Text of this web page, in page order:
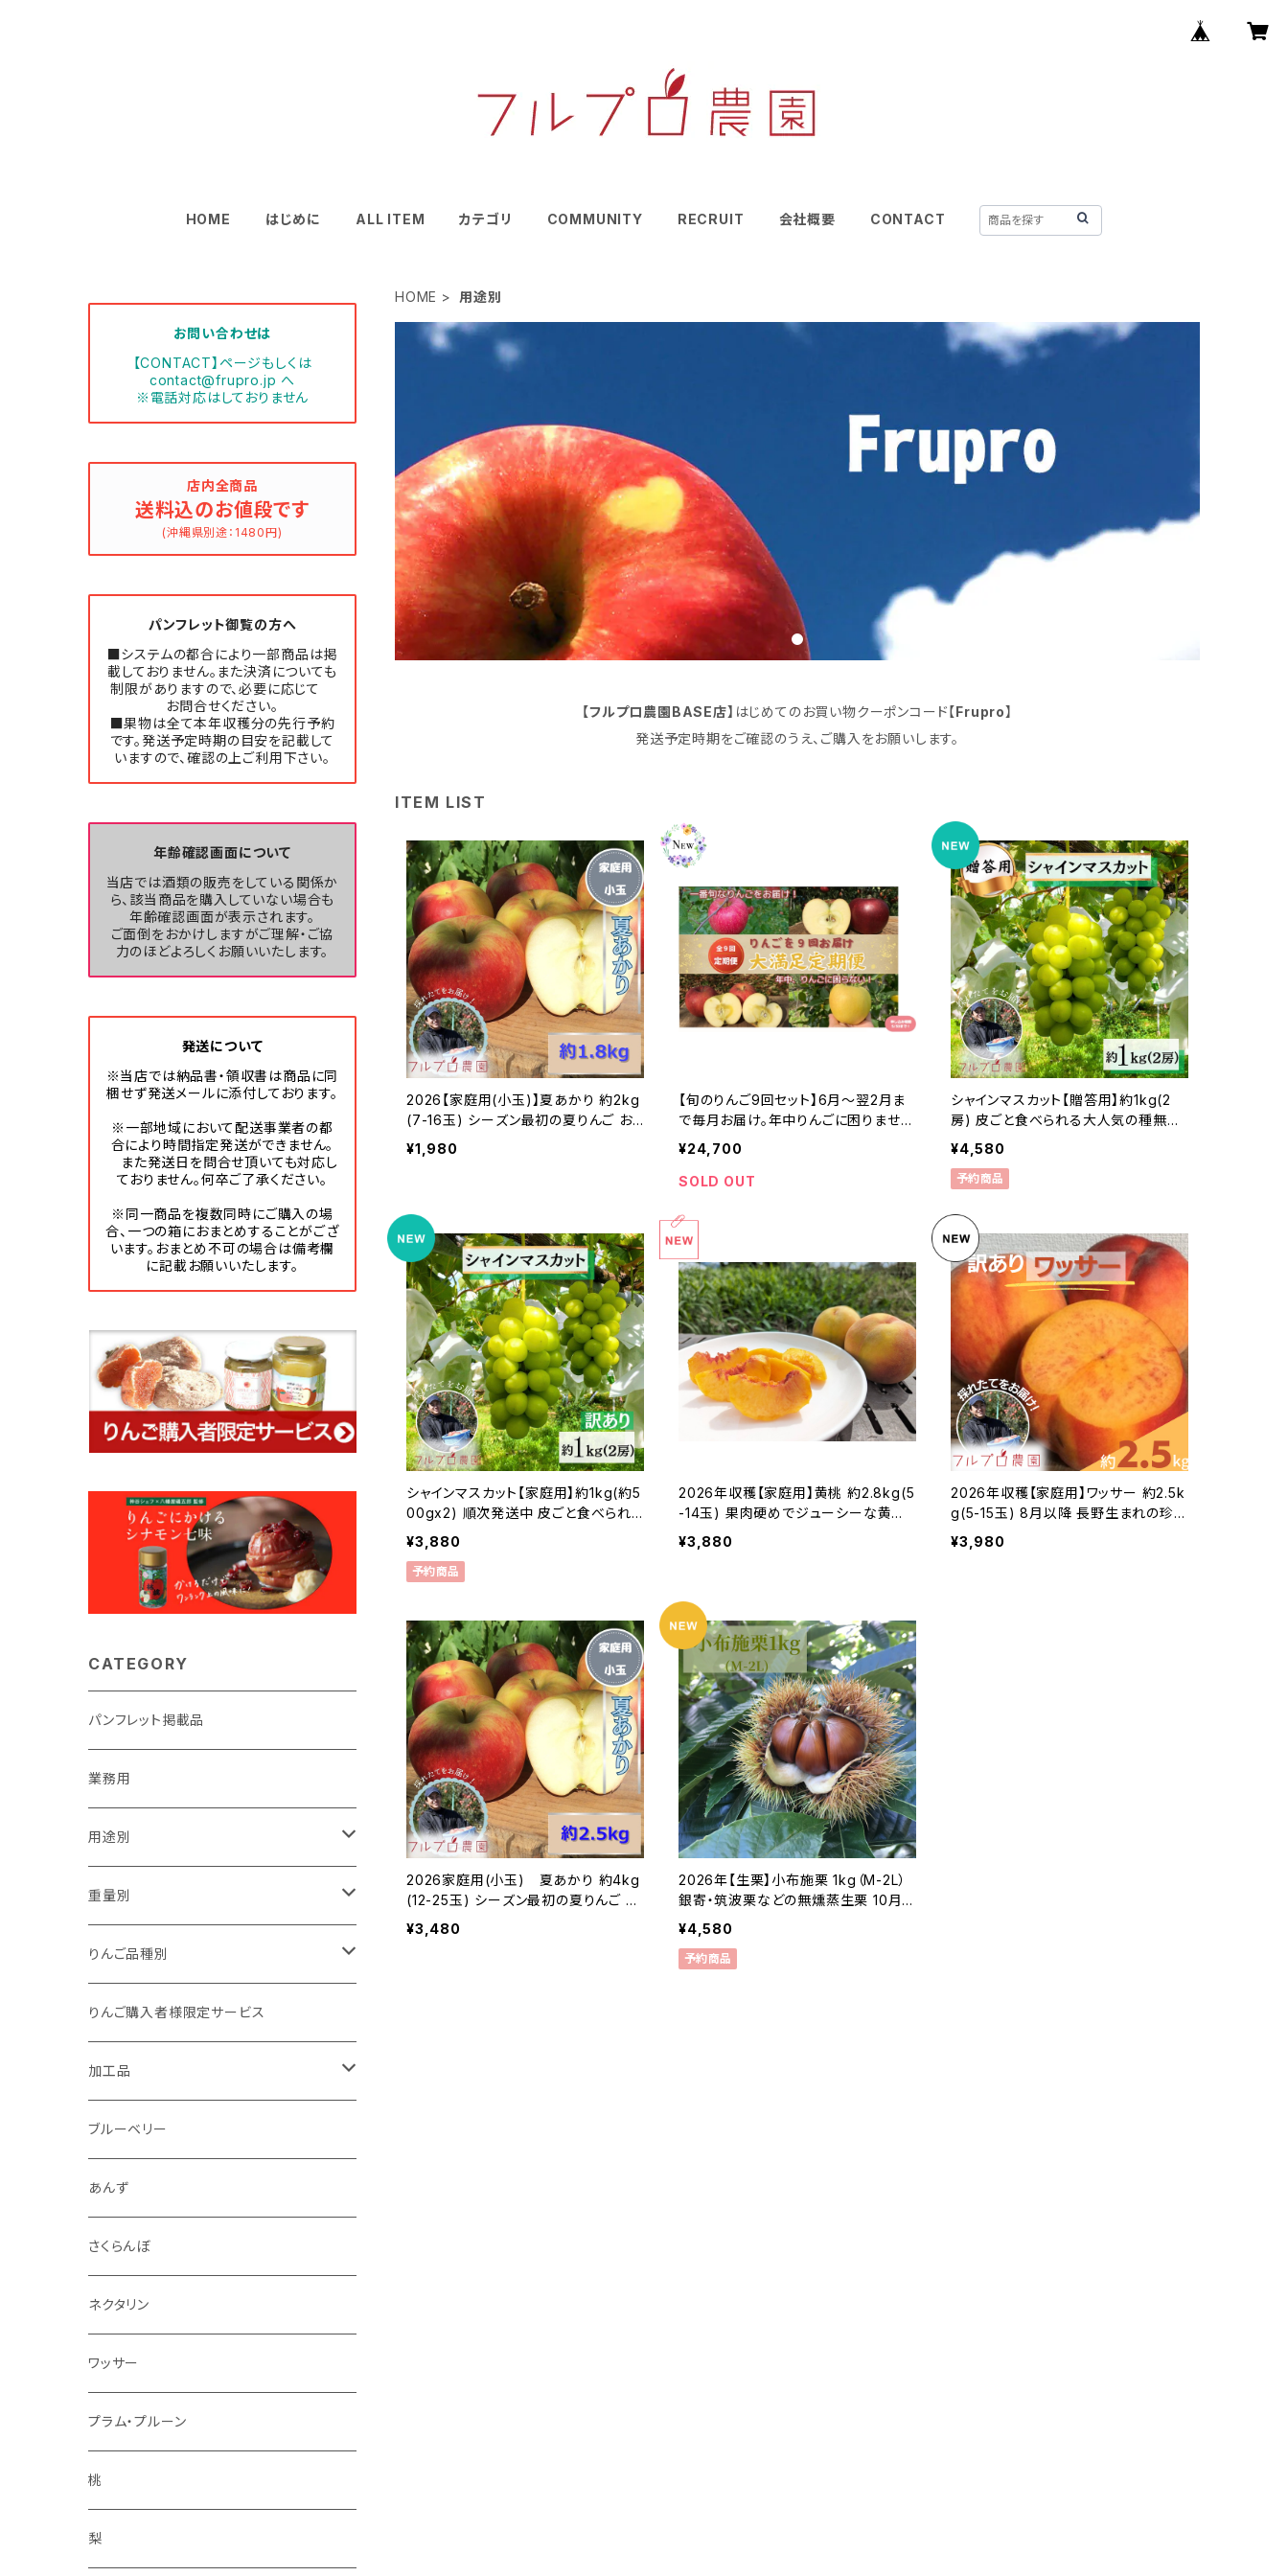
HOME はじめに ALL ITEM カテゴリ COMMUNITY RECRUIT 会社概要 CONTACT
HOME 用途別
【フルプロ農園BASE店】 はじめてのお買い物クーポンコード【Frupro】
発送予定時期をご確認のうえ、ご購入をお願いします。
ITEM LIST
2026【家庭用(小玉)】夏あかり 約2kg
(7-16玉) シーズン最初の夏りんご お
試しサイズ 希少品種 訳あり 8月初旬
頃発送 #NAN0B018
¥1,980
【旬のりんご9回セット】6月～翌2月ま
で毎月お届け。年中りんごに困りません
#NZD0B030
¥24,700
SOLD OUT
シャインマスカット【贈答用】約1kg(2
房) 皮ごと食べられる大人気の種無し
ぶどう 9月中旬頃発送開始予定 #NG
M0A010
¥4,580
予約商品
シャインマスカット【家庭用】約1kg(約5
00gx2) 順次発送中 皮ごと食べられ
る大人気の種無しぶどう #NGM0B01
¥3,880
予約商品
2026年収穫【家庭用】黄桃 約2.8kg(5
-14玉) 果肉硬めでジューシーな黄桃
をお届け 8月下旬より 産地直送 信州
桃 黄金桃 訳あり#NPY0B028
¥3,880
2026年収穫【家庭用】ワッサー 約2.5k
g(5-15玉) 8月以降 長野生まれの珍し
い桃 長野県産 産地直送 訳あり#NP
W0B025
¥3,980
2026家庭用(小玉) 夏あかり 約4kg
(12-25玉) シーズン最初の夏りんご 希
少品種 訳あり 8月初旬頃発送#NAN0
B025
¥3,480
2026年【生栗】小布施栗 1kg（M-2L）
銀寄・筑波栗などの無燻蒸生栗 10月
中旬以降発送 長野県小布施産#NMR
0010
¥4,580
予約商品
お問い合わせは
【CONTACT】ページもしくは
contact@frupro.jp へ
※電話対応はしておりません
店内全商品
送料込のお値段です
(沖縄県別途：1480円)
パンフレット御覧の方へ
■システムの都合により一部商品は掲
載しておりません。また決済についても
制限がありますので、必要に応じて
お問合せください。
■果物は全て本年収穫分の先行予約
です。発送予定時期の目安を記載して
いますので、確認の上ご利用下さい。
年齢確認画面について
当店では酒類の販売をしている関係か
ら、該当商品を購入していない場合も
年齢確認画面が表示されます。
ご面倒をおかけしますがご理解・ご協
力のほどよろしくお願いいたします。
発送について
※当店では納品書・領収書は商品に同
梱せず発送メールに添付しております。
※一部地域において配送事業者の都
合により時間指定発送ができません。
また発送日を問合せ頂いても対応し
ておりません。何卒ご了承ください。
※同一商品を複数同時にご購入の場
合、一つの箱におまとめすることがござ
います。おまとめ不可の場合は備考欄
に記載お願いいたします。
CATEGORY
パンフレット掲載品
業務用
用途別
贈答用
家庭用（訳あり）
加工用
重量別
1kg以下
1kg
1.5kg～2kg
2.5kg～3kg
4.5kg～5kg
9kg～10kg
りんご品種別
夏あかり
シナノリップ
サンつがる
秋映
シナノスイート
紅玉
シナノゴールド
ぐんま名月
王林
サンふじ
りんご購入者様限定サービス
加工品
ジュース
ジャム
スパイス
ドライフルーツ
アルコール
冷凍フルーツ
コンポート
ブルーベリー
あんず
さくらんぼ
ネクタリン
ワッサー
プラム・プルーン
桃
梨